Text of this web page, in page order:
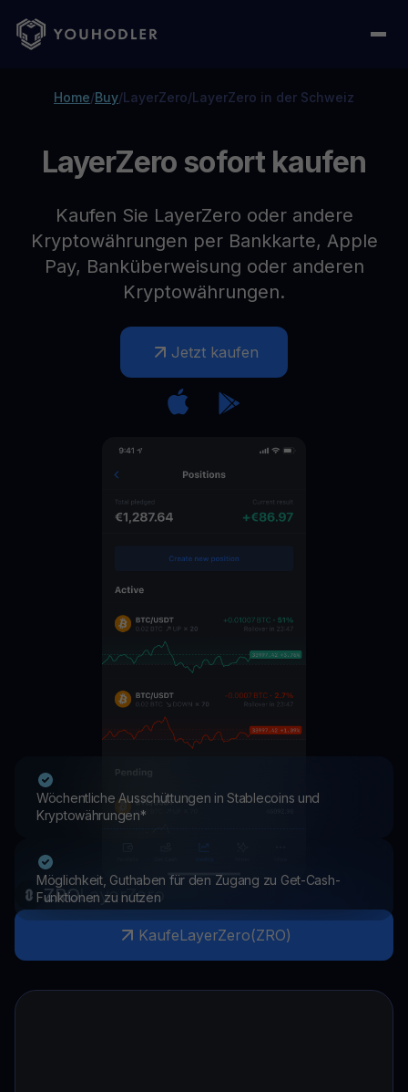
Home/Buy/LayerZero/LayerZero in der Schweiz
LayerZero sofort kaufen
Kaufen Sie LayerZero oder andere
Kryptowährungen per Bankkarte, Apple
Pay, Banküberweisung oder anderen
Kryptowährungen.
Jetzt kaufen
Wöchentliche Ausschüttungen in Stablecoins und
Kryptowährungen*
Möglichkeit, Guthaben für den Zugang zu Get-Cash-
Funktionen zu nutzen
ZROLayerZero
KaufeLayerZero(ZRO)